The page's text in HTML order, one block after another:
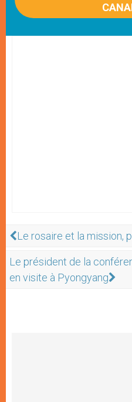
Le rosaire et la mission,
Le président de la
en visite à Pyongyang